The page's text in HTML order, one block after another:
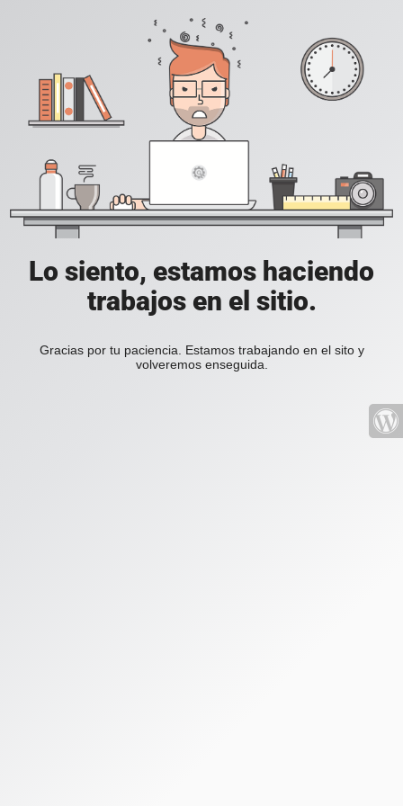
Lo siento, estamos haciendo
trabajos en el sitio.
Gracias por tu paciencia. Estamos trabajando en el sito y
volveremos enseguida.